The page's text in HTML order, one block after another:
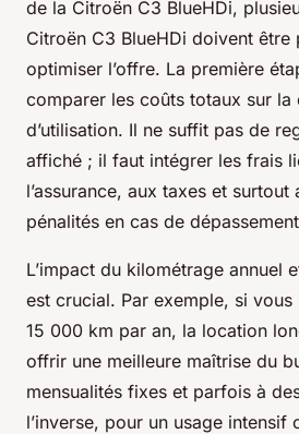
de la Citroën C3 BlueHDi,
Citroën C3 BlueHDi doivent
optimiser l’offre. La première
comparer les coûts totaux sur la
d’utilisation. Il ne suffit pas de
affiché ; il faut intégrer les frais
l’assurance, aux taxes et surtout
pénalités en cas de
L’impact du kilométrage annuel
est crucial. Par exemple, si
15 000 km par an, la location
offrir une meilleure maîtrise du
mensualités fixes et parfois à
l’inverse, pour un usage intensif